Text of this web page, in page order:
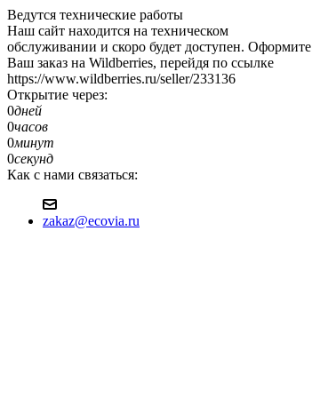
Ведутся технические работы
Наш сайт находится на техническом
обслуживании и скоро будет доступен. Оформите
Ваш заказ на Wildberries, перейдя по ссылке
https://www.wildberries.ru/seller/233136
Открытие через:
0дней
0часов
0минут
0секунд
Как с нами связаться:
zakaz@ecovia.ru